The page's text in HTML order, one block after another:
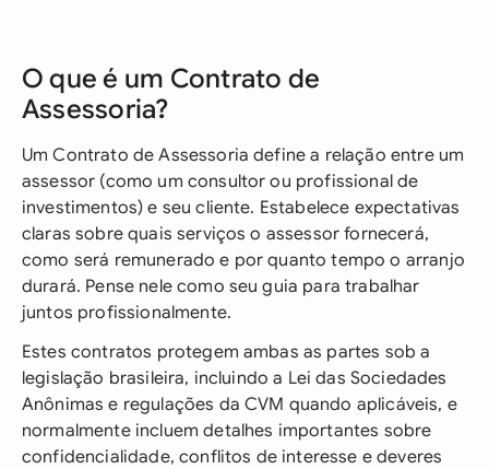
O que é um Contrato de
Assessoria?
Um Contrato de Assessoria define a relação entre um
assessor (como um consultor ou profissional de
investimentos) e seu cliente. Estabelece expectativas
claras sobre quais serviços o assessor fornecerá,
como será remunerado e por quanto tempo o arranjo
durará. Pense nele como seu guia para trabalhar
juntos profissionalmente.
Estes contratos protegem ambas as partes sob a
legislação brasileira, incluindo a Lei das Sociedades
Anônimas e regulações da CVM quando aplicáveis, e
normalmente incluem detalhes importantes sobre
confidencialidade, conflitos de interesse e deveres